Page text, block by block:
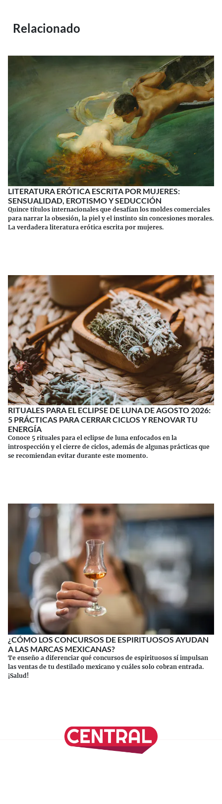
Relacionado
LITERATURA ERÓTICA ESCRITA POR MUJERES:
SENSUALIDAD, EROTISMO Y SEDUCCIÓN
Quince títulos internacionales que desafían los moldes comerciales
para narrar la obsesión, la piel y el instinto sin concesiones morales.
La verdadera literatura erótica escrita por mujeres.
RITUALES PARA EL ECLIPSE DE LUNA DE AGOSTO 2026:
5 PRÁCTICAS PARA CERRAR CICLOS Y RENOVAR TU
ENERGÍA
Conoce 5 rituales para el eclipse de luna enfocados en la
introspección y el cierre de ciclos, además de algunas prácticas que
se recomiendan evitar durante este momento.
¿CÓMO LOS CONCURSOS DE ESPIRITUOSOS AYUDAN
A LAS MARCAS MEXICANAS?
Te enseño a diferenciar qué concursos de espirituosos sí impulsan
las ventas de tu destilado mexicano y cuáles solo cobran entrada.
¡Salud!